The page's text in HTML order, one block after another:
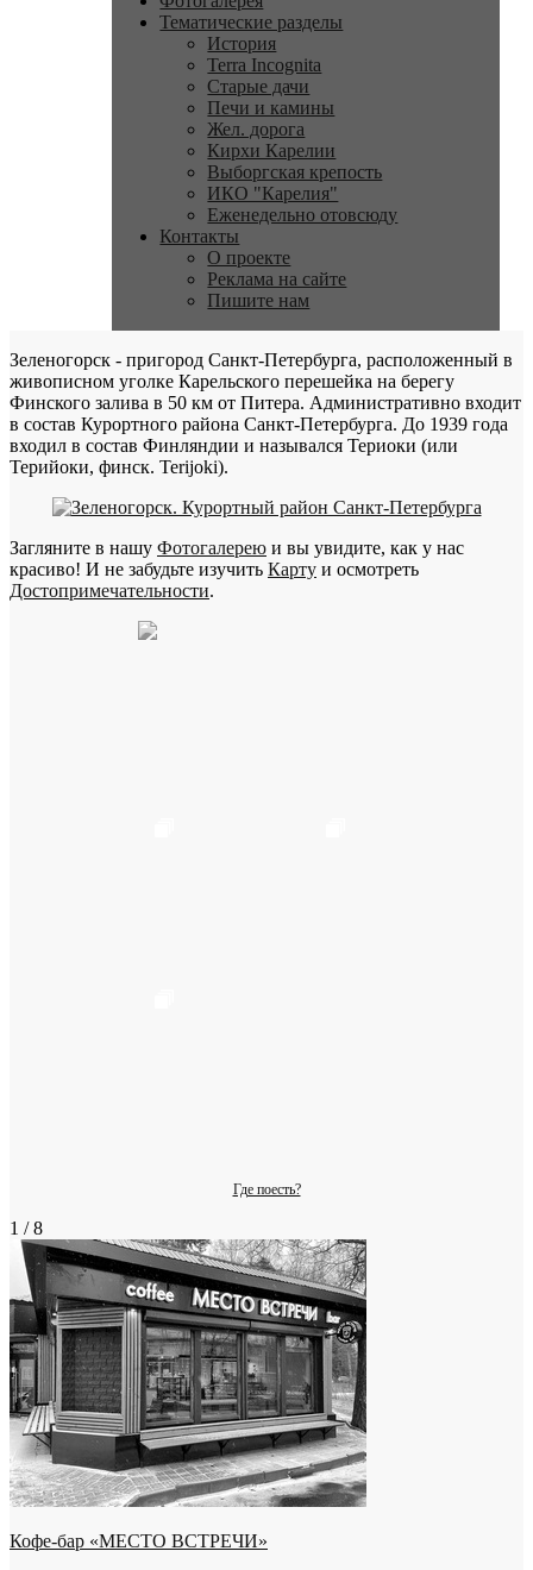
Тематические разделы
История
Terra Incognita
Старые дачи
Печи и камины
Жел. дорога
Кирхи Карелии
Выборгская крепость
ИКО "Карелия"
Еженедельно отовсюду
Контакты
О проекте
Реклама на сайте
Пишите нам
Зеленогорск - пригород Санкт-Петербурга, расположенный в
живописном уголке Карельского перешейка на берегу
Финского залива в 50 км от Питера. Административно входит
в состав Курортного района Санкт-Петербурга. До 1939 года
входил в состав Финляндии и назывался Териоки (или
Терийоки, финск. Terijoki).
Загляните в нашу Фотогалерею и вы увидите, как у нас
красиво! И не забудьте изучить Карту и осмотреть
Достопримечательности.
Где поесть?
1 / 8
Кофе-бар «МЕСТО ВСТРЕЧИ»